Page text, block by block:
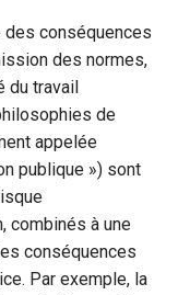
des conséquences
des normes,
du travail
de
appelée
publique ») sont
combinés à une
conséquences
Par exemple, la